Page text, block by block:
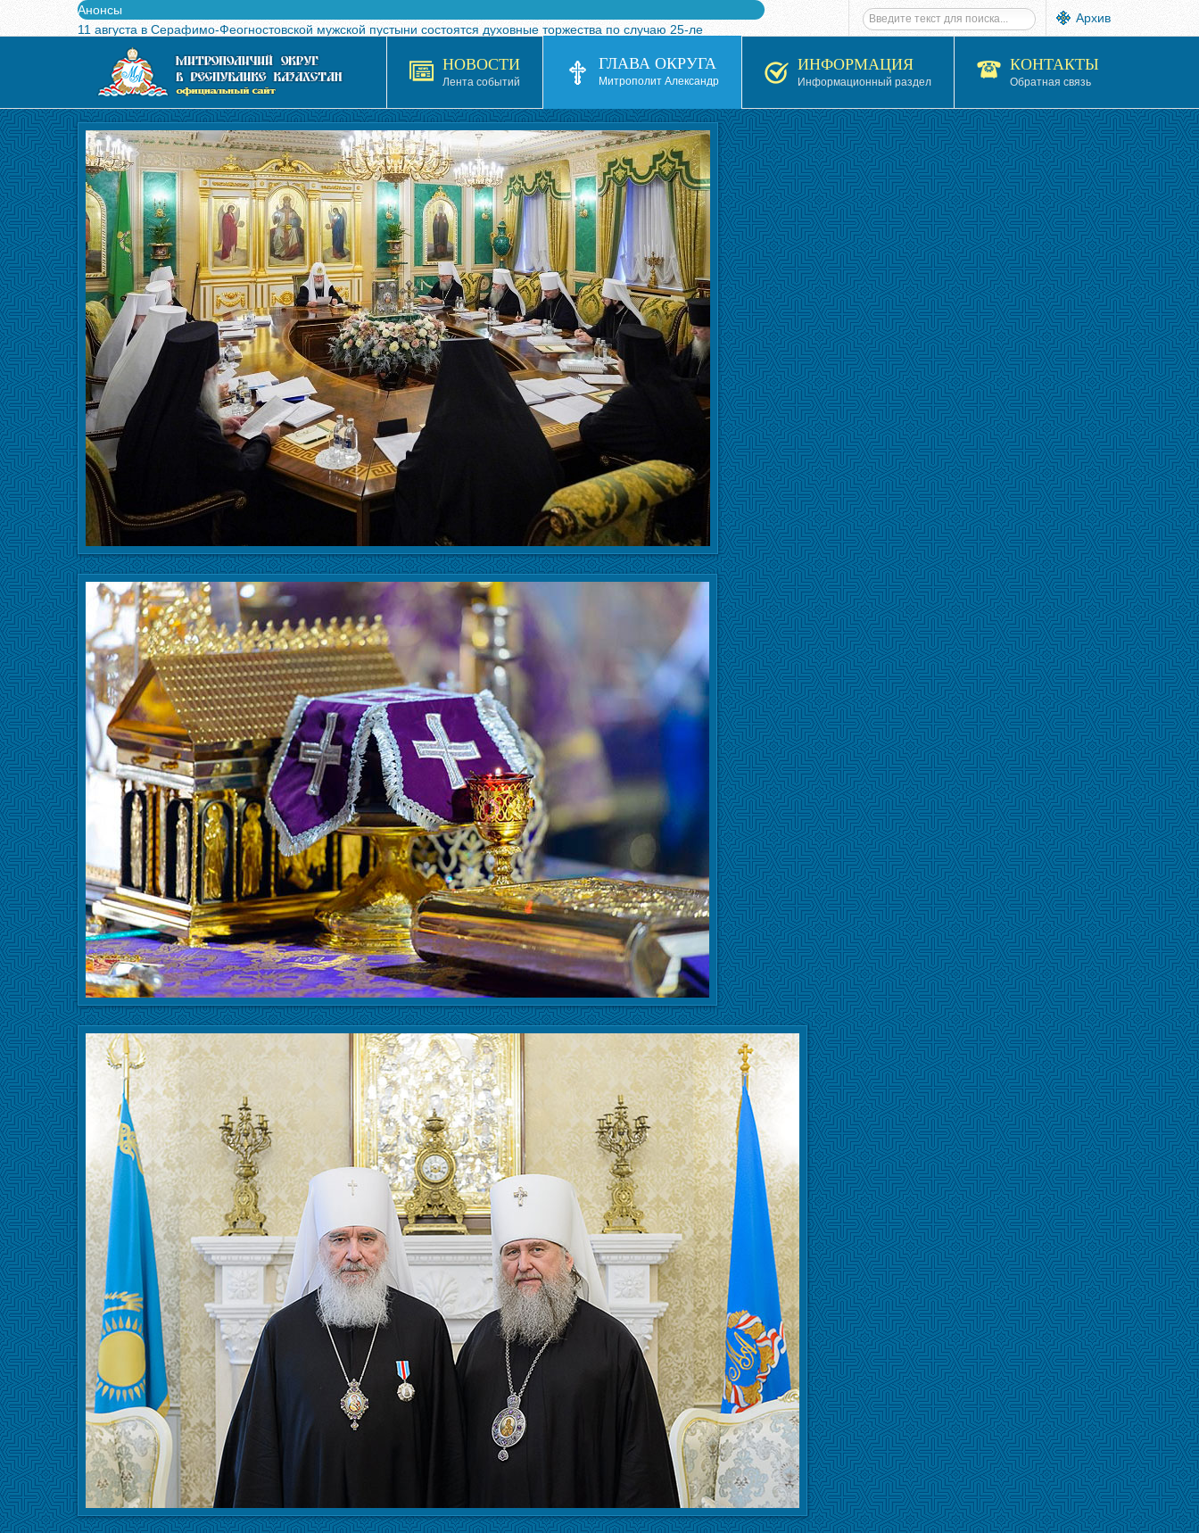
Анонсы
11 августа в Серафимо-Феогностовской мужской пустыни состоятся духовные торжества по случаю 25-ле
Выпущен в свет буклет о проведении Международного турнира по волейболу, посвященного 25-летию обр
Вышел в свет новый номер журнала «Свет Православия в Казахстане»
Вышла в свет монография «Управляющие Алма-Атинской епархией Русской Православной Церкви в 1927–19
Алма-Атинская духовная семинария объявляет прием документов на 2026-2027 учебный год
Архив
НОВОСТИ
Лента событий
ГЛАВА ОКРУГА
Митрополит Александр
ИНФОРМАЦИЯ
Информационный раздел
КОНТАКТЫ
Обратная связь